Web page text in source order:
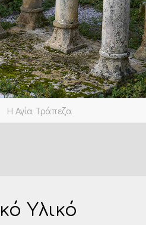
Η Αγία Τράπεζα
Υλικό